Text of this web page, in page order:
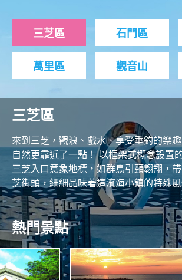
三芝區 石門區
萬里區 觀音山
三芝區
來到三芝，觀浪、戲水、享受垂釣的樂
自然更靠近了一點！ 以框架式概念設置
三芝入口意象地標，如群鳥引頸翱翔，
芝街頭，細細品味著這濱海小鎮的特殊
熱門景點